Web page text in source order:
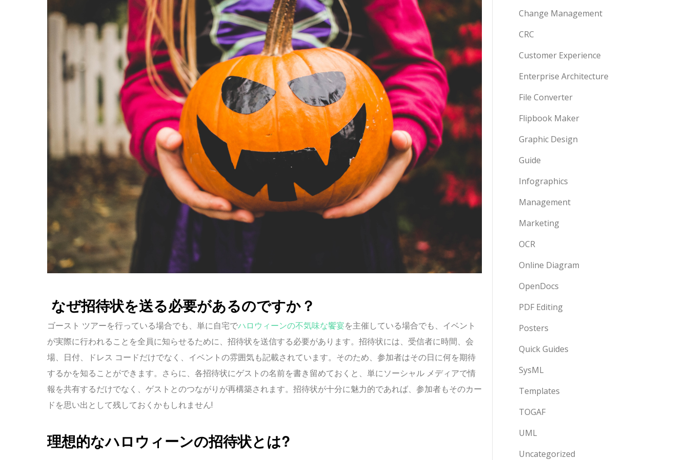
なぜ招待状を送る必要があるのですか？
ゴースト ツアーを行っている場合でも、単に自宅でハロウィーンの不気味な饗宴を主催している場合でも、イベント
が実際に行われることを全員に知らせるために、招待状を送信する必要があります。招待状には、受信者に時間、会
場、日付、ドレス コードだけでなく、イベントの雰囲気も記載されています。そのため、参加者はその日に何を期待
するかを知ることができます。さらに、各招待状にゲストの名前を書き留めておくと、単にソーシャル メディアで情
報を共有するだけでなく、ゲストとのつながりが再構築されます。招待状が十分に魅力的であれば、参加者もそのカー
ドを思い出として残しておくかもしれません!
理想的なハロウィーンの招待状とは?
Change Management
CRC
Customer Experience
Enterprise Architecture
File Converter
Flipbook Maker
Graphic Design
Guide
Infographics
Management
Marketing
OCR
Online Diagram
OpenDocs
PDF Editing
Posters
Quick Guides
SysML
Templates
TOGAF
UML
Uncategorized